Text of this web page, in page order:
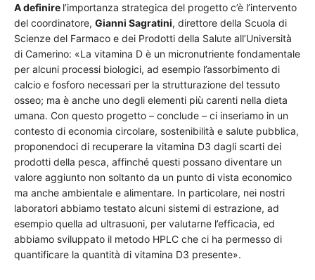
A definire l’importanza strategica del progetto c’è l’intervento
del coordinatore, Gianni Sagratini, direttore della Scuola di
Scienze del Farmaco e dei Prodotti della Salute all’Università
di Camerino: «La vitamina D è un micronutriente fondamentale
per alcuni processi biologici, ad esempio l’assorbimento di
calcio e fosforo necessari per la strutturazione del tessuto
osseo; ma è anche uno degli elementi più carenti nella dieta
umana. Con questo progetto – conclude – ci inseriamo in un
contesto di economia circolare, sostenibilità e salute pubblica,
proponendoci di recuperare la vitamina D3 dagli scarti dei
prodotti della pesca, affinché questi possano diventare un
valore aggiunto non soltanto da un punto di vista economico
ma anche ambientale e alimentare. In particolare, nei nostri
laboratori abbiamo testato alcuni sistemi di estrazione, ad
esempio quella ad ultrasuoni, per valutarne l’efficacia, ed
abbiamo sviluppato il metodo HPLC che ci ha permesso di
quantificare la quantità di vitamina D3 presente».